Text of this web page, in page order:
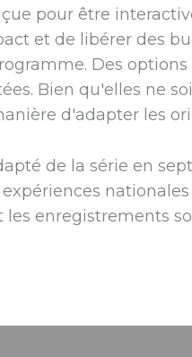
pour être
et de libérer des
Des
Bien qu'elles ne
d'adapter les
de la série en
les enregistrements